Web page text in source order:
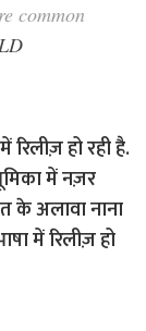
common
हो रही है.
में नज़र
के अलावा नाना
में रिलीज़ हो